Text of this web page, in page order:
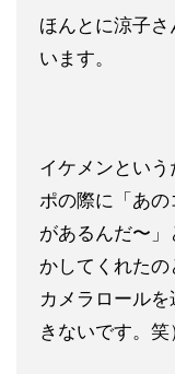
ほんとに涼子
います。
イケメンとい
ポの際に「あの
があるんだ〜
かしてくれた
カメ ラロール
きないです。笑